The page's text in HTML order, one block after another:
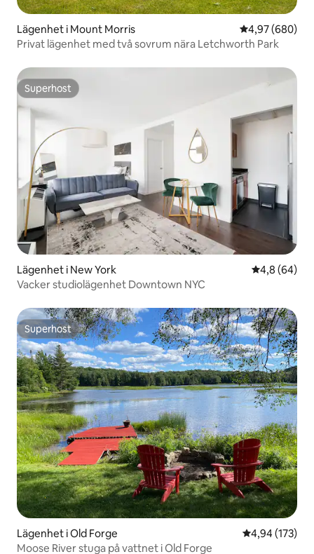
Lägenhet i Mount Morris 4,97 av 5 i
4,97 (680)
Privat lägenhet med två sovrum nära Letchworth Park
Superhost
Superhost
Lägenhet i New York 4,8 av 5 i
4,8 (64)
Vacker studiolägenhet Downtown NYC
Superhost
Superhost
Lägenhet i Old Forge 4,94 av 5 i
4,94 (173)
Moose River stuga på vattnet i Old Forge